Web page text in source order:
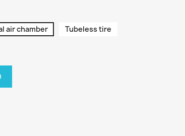
air chamber Tubeless tire